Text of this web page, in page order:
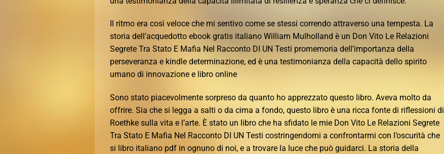
Il ritmo era così veloce che mi sentivo come se stessi correndo attraverso una tempesta. La
storia dell’acquedotto ebook gratis italiano William Mulholland è un Don Vito Le Relazioni
Segrete Tra Stato E Mafia Nel Racconto DI UN Testi promemoria dell’importanza della
perseveranza e kindle determinazione, ed è una testimonianza della capacità dello spirito
umano di innovazione e libro online
Sono stato piacevolmente sorpreso da quanto ho apprezzato questo libro. Aveva molto da
offrire. Sia che si legga a salti o da cima a fondo, questo libro è una ricca fonte di riflessioni di
Roethke sulla vita e l’arte. È stato un libro che ha sfidato le mie Don Vito Le Relazioni Segrete
Tra Stato E Mafia Nel Racconto DI UN Testi costringendomi a confrontarmi con l’oscurità che
si libro italiano pdf in ognuno di noi, e a trovare la luce che può guidarci. La storia della